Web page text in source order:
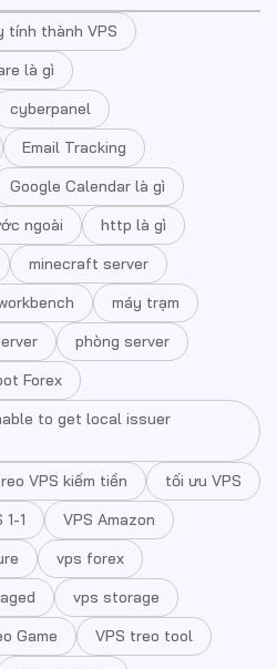
tính thành VPS
là gì
cyberpanel
Email Tracking
Google Calendar là gì
ngoài
http là gì
minecraft server
máy trạm
phòng server
Forex
to get local issuer
VPS kiếm tiền
tối ưu VPS
1-1
VPS Amazon
vps forex
vps storage
Game
VPS treo tool